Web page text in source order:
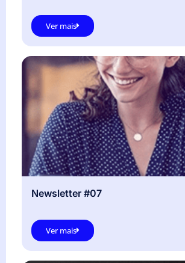
Ver mais
Newsletter #07
Ver mais